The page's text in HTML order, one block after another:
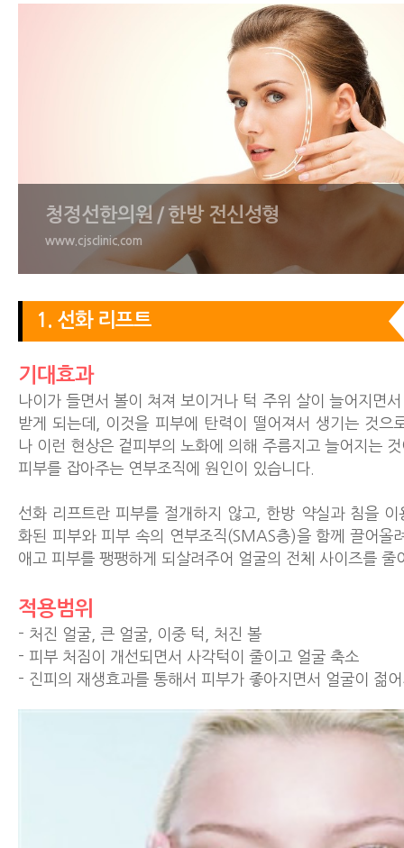
청정선한의원 / 한방 전신성형
www.cjsclinic.com
1. 선화 리프트
기대효과
나이가 들면서 볼이 쳐져 보이거나 턱 주위 살이 늘어지면
받게 되는데, 이것을 피부에 탄력이 떨어져서 생기는 것으
나 이런 현상은 겉피부의 노화에 의해 주름지고 늘어지는
피부를 잡아주는 연부조직에 원인이 있습니다.
선화 리프트란 피부를 절개하지 않고, 한방 약실과 침을
화된 피부와 피부 속의 연부조직(SMAS층)을 함께 끌어올
애고 피부를 팽팽하게 되살려주어 얼굴의 전체 사이즈를 줄
적용범위
- 처진 얼굴, 큰 얼굴, 이중 턱, 처진 볼
- 피부 처짐이 개선되면서 사각턱이 줄이고 얼굴 축소
- 진피의 재생효과를 통해서 피부가 좋아지면서 얼굴이 젊